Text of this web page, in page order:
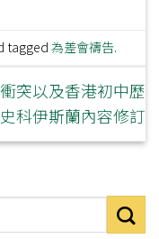
tagged為差會禱告.
突以及香港初中歷
史科伊斯蘭內容修訂